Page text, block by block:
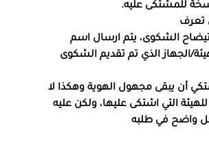
للمشتكى عليه.
تعرف
الشكوى، يتم ارسال اسم
الجهاز الذي تم تقديم الشكوى
أن يبقى مجهول الهوية وهكذا لا
التي اشتكى عليها، ولكن عليه
واضح في طلبه